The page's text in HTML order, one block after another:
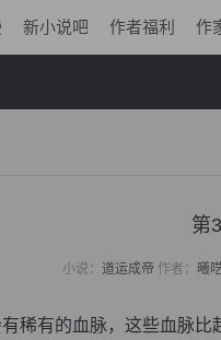
新小说吧 作者福利 作
第
小说： 道运成帝 作者： 曦
有的血脉，这些血脉比